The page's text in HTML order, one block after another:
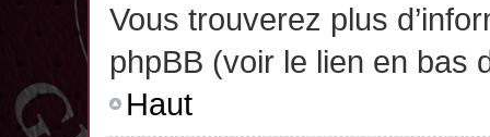
Vous trouverez plus
phpBB (voir le lien en bas
Haut